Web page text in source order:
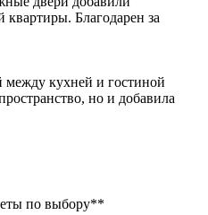
квартиры. Благодарен за
между кухней и гостиной
но и добавила
по выбору**